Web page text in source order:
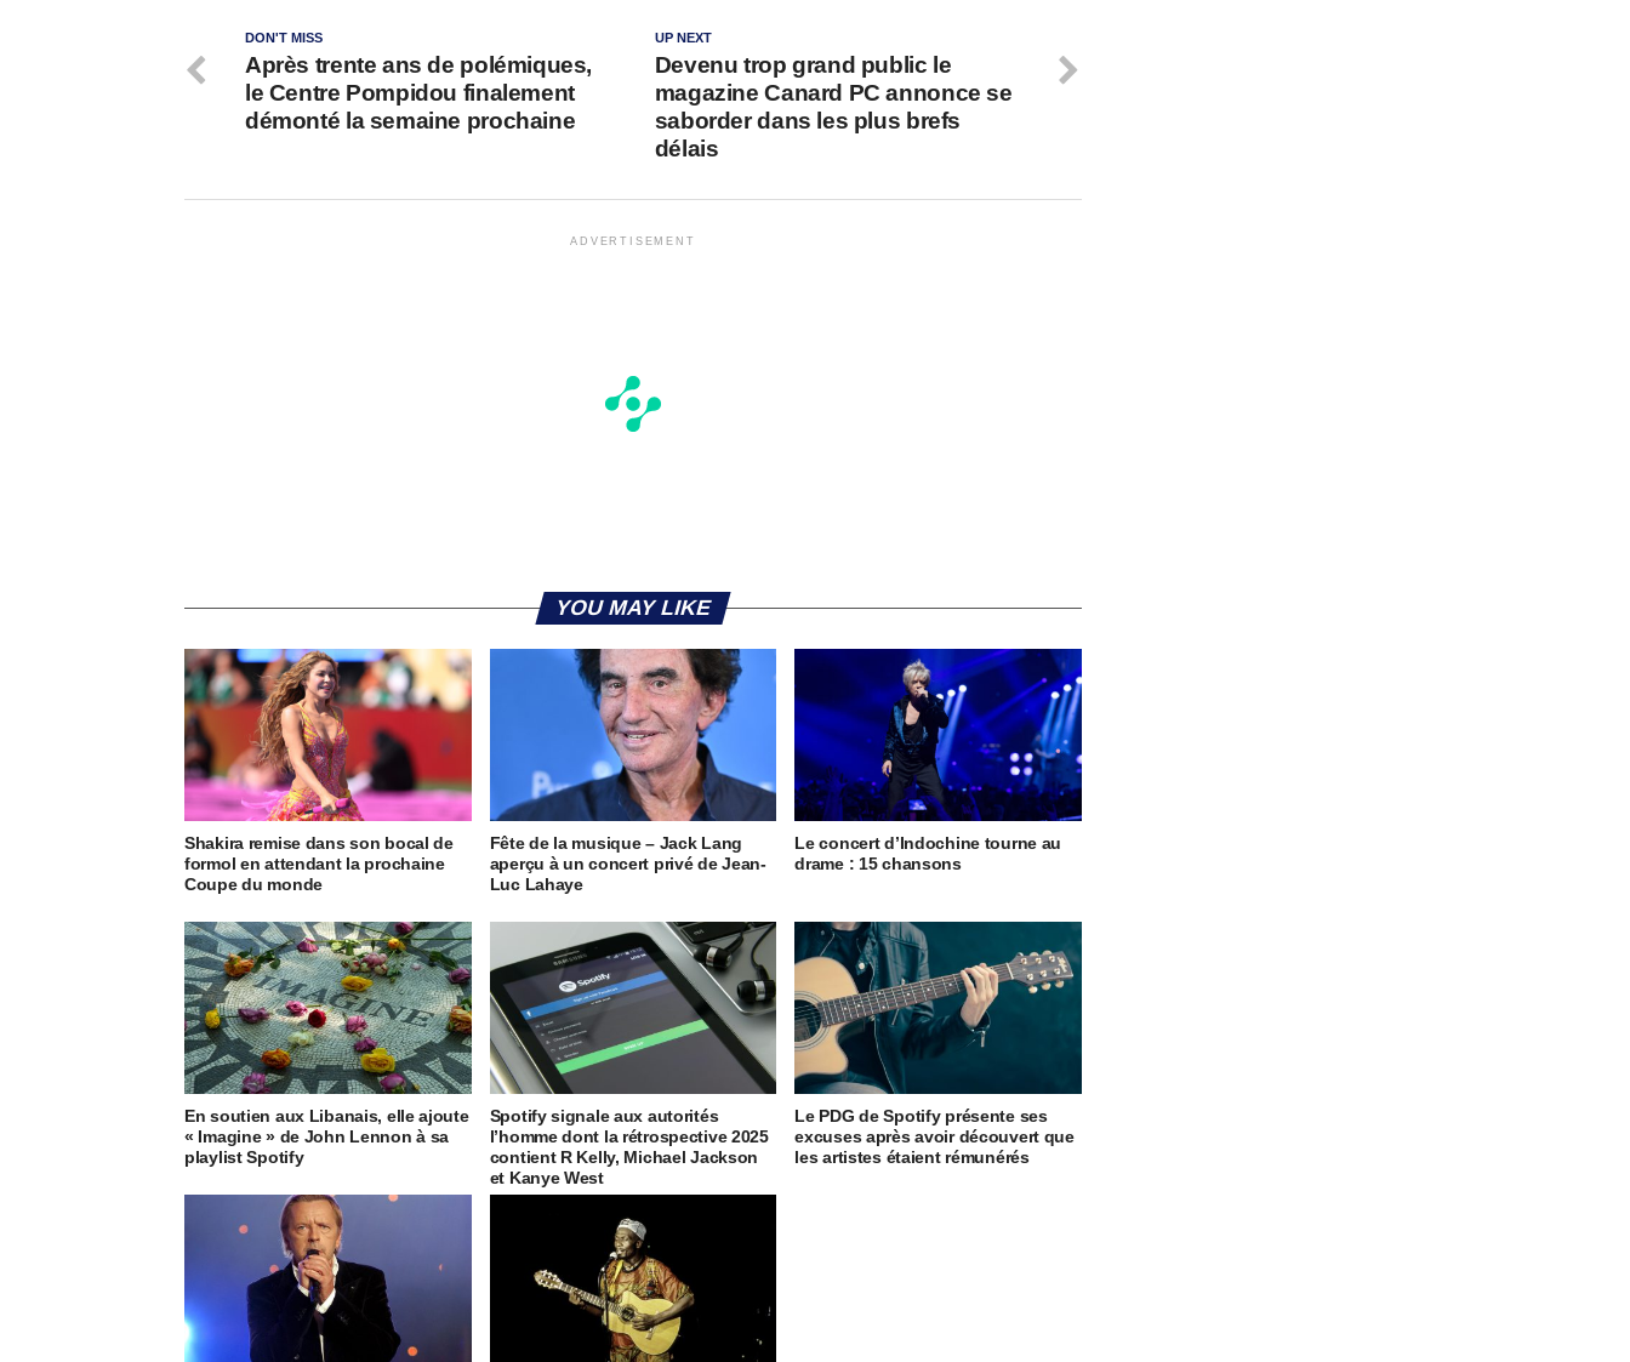
UP NEXT
Devenu trop grand public le
magazine Canard PC annonce se
saborder dans les plus brefs
délais
DON'T MISS
Après trente ans de polémiques,
le Centre Pompidou finalement
démonté la semaine prochaine
ADVERTISEMENT
YOU MAY LIKE
Shakira remise dans son bocal de
formol en attendant la prochaine
Coupe du monde
Fête de la musique – Jack Lang
aperçu à un concert privé de Jean-
Luc Lahaye
Le concert d’Indochine tourne au
drame : 15 chansons
​​En soutien aux Libanais, elle ajoute
« Imagine » de John Lennon à sa
playlist Spotify
Spotify signale aux autorités
l’homme dont la rétrospective 2025
contient R Kelly, Michael Jackson
et Kanye West
Le PDG de Spotify présente ses
excuses après avoir découvert que
les artistes étaient rémunérés